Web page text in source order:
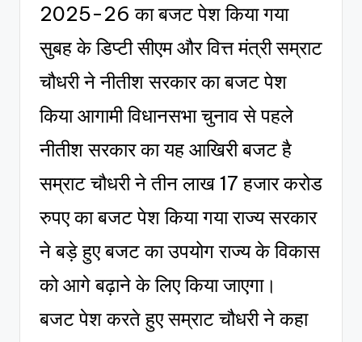
2025-26 का बजट पेश किया गया
सुबह के डिप्टी सीएम और वित्त मंत्री सम्राट
चौधरी ने नीतीश सरकार का बजट पेश
किया आगामी विधानसभा चुनाव से पहले
नीतीश सरकार का यह आखिरी बजट है
सम्राट चौधरी ने तीन लाख 17 हजार करोड
रुपए का बजट पेश किया गया राज्य सरकार
ने बड़े हुए बजट का उपयोग राज्य के विकास
को आगे बढ़ाने के लिए किया जाएगा।
बजट पेश करते हुए सम्राट चौधरी ने कहा